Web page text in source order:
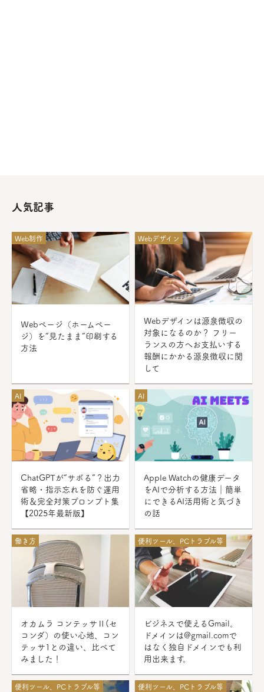
人気記事
Web制作
Ｗebページ（ホームペー
ジ）を“見たまま”印刷する
方法
Webデザイン
Webデザインは源泉徴収の
対象になるのか？ フリー
ランスの方へお支払いする
報酬にかかる源泉徴収に関
して
AI
ChatGPTが“サボる”？出力
省略・指示忘れを防ぐ運用
術＆完全対策プロンプト集
【2025年最新版】
AI
Apple Watchの健康データ
をAIで分析する方法｜簡単
にできるAI活用術と気づき
の話
働き方
オカムラ コンテッサⅡ(セ
コンダ）の使い心地、コン
テッサ1との違い、比べて
みました！
便利ツール、PCトラブル等
ビジネスで使えるGmail。
ドメインは@gmail.comで
はなく独自ドメインでも利
用出来ます。
便利ツール、PCトラブル等 便利ツール、PCトラブル等